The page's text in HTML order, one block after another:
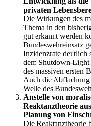
privaten
Die Wirkungen des
Thema in den
gut erkannt werden
Bundeswehreinsatz
Inzidenzrate deutlich
dem Shutdown-Light
des massiven ersten
Auch die Abflachung
Welle des
Anstelle von
Reaktanztheorie
Planung von
Die Reaktanztheorie